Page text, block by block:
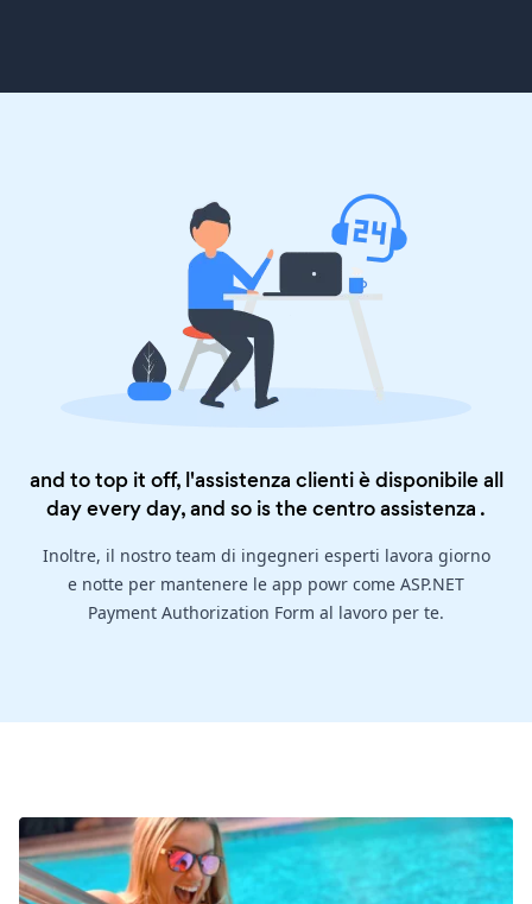
and to top it off, l'assistenza clienti è disponibile all
day every day, and so is thecentro assistenza .
Inoltre, il nostro team di ingegneri esperti lavora giorno
e notte per mantenere le app powr come ASP.NET
Payment Authorization Form al lavoro per te.